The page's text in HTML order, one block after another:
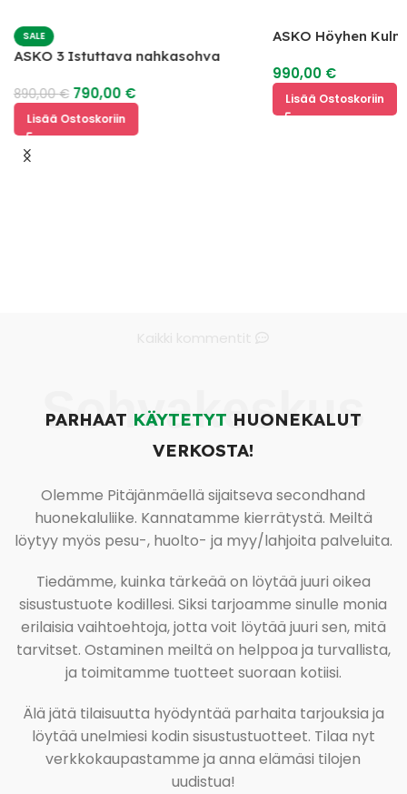
SALE
ASKO 3 Istuttava nahkasohva
890,00€ 790,00 €
Lisää Ostoskoriin
ASKO Höyhen
990,00 €
Lisää Ostoskoriin
Sohvakeskus
PARHAAT KÄYTETYT HUONEKALUT
VERKOSTA!
Olemme Pitäjänmäellä sijaitseva secondhand
huonekaluliike. Kannatamme kierrätystä. Meiltä
löytyy myös pesu-, huolto- ja myy/lahjoita palveluita.
Tiedämme, kuinka tärkeää on löytää juuri oikea
sisustustuote kodillesi. Siksi tarjoamme sinulle monia
erilaisia vaihtoehtoja, jotta voit löytää juuri sen, mitä
tarvitset. Ostaminen meiltä on helppoa ja turvallista,
ja toimitamme tuotteet suoraan kotiisi.
Älä jätä tilaisuutta hyödyntää parhaita tarjouksia ja
löytää unelmiesi kodin sisustustuotteet. Tilaa nyt
verkkokaupastamme ja anna elämäsi tilojen
uudistua!